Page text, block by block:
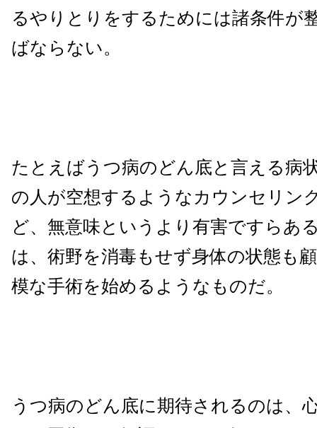
るやりとりをするためには諸条件が
ばならない。
たとえばうつ病のどん底と言える病
の人が空想するようなカウンセリン
ど、無意味というより有害ですらあ
は、術野を消毒もせず身体の状態も
模な手術を始めるようなものだ。
うつ病のどん底に期待されるのは、